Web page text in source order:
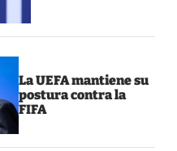
La UEFA mantiene su
postura contra la
FIFA